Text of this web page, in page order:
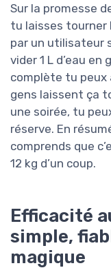
Sur la promesse
tu laisses tourner
par un utilisateur
vider 1 L d’eau
complète tu peux
gens laissent ça
une soirée, tu
réserve. En
comprends que
12 kg d’un coup.
Efficacité
simple,
magique